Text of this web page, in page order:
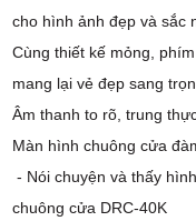
cho hình ảnh đẹp và sắc
Cùng thiết kế mỏng,
mang lại vẻ đẹp sang
Âm thanh to rõ, trung
Màn hình chuông cửa
- Nói chuyện và thấy
chuông cửa DRC-40K